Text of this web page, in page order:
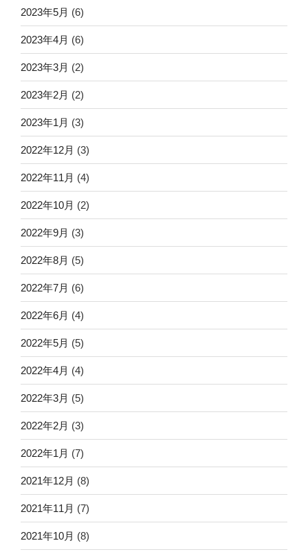
2023年5月 (6)
2023年4月 (6)
2023年3月 (2)
2023年2月 (2)
2023年1月 (3)
2022年12月 (3)
2022年11月 (4)
2022年10月 (2)
2022年9月 (3)
2022年8月 (5)
2022年7月 (6)
2022年6月 (4)
2022年5月 (5)
2022年4月 (4)
2022年3月 (5)
2022年2月 (3)
2022年1月 (7)
2021年12月 (8)
2021年11月 (7)
2021年10月 (8)